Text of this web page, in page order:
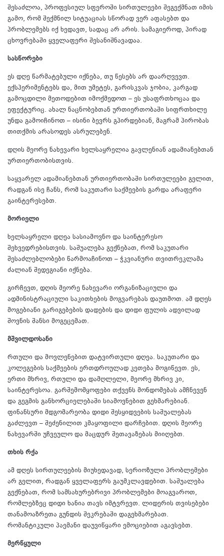
შესაძლოა, პროფესიულ სფეროში სირთულეები შეგექმნათ იმის
გამო, რომ შექმნილ სიტუაციას სწორად ვერ აფასებთ და
პრობლემებს იქ ხედავთ, სადაც არ არის. სამაგიეროდ, პირად
ცხოვრებაში ყველაფერი შესანიშნავადაა.
სასწორები
ეს დღე წარმატებული იქნება, თუ წესებს არ დაარღვევთ.
ექსპერიმენტებს და, მით უმეტეს, გარისკვას ჯობია, კარგად
გამოცდილი მეთოდებით იმოქმედოთ – ეს უსაფრთხოცაა და
ეფექტურიც. ახალ ნაცნობებთან ურთიერთობაში სიფრთხილე
უნდა გამოიჩინოთ – ისინი ბევრს გპირდებიან, მაგრამ პირობას
თითქმის არასოდეს ასრულებენ.
დღის მეორე ნახევარი ხელსაყრელია გავლენიან ადამიანებთან
ურთიერთობისთვის.
საყვარელ ადამიანებთან ურთიერთობაში სირთულეები გელით,
რადგან ისე ჩანს, რომ საკუთარი საქმეების გარდა არაფერი
გაინტერესებთ.
მორიელი
ხელსაყრელი დღეა სასიამოვნო და საინტერესო
შეხვედრებისთვის. საშუალება გექნებათ, რომ საკუთარი
შესაძლებლობები წარმოაჩინოთ – ჭკვიანური თვითრეკლამა
ძალიან შედეგიანი იქნება.
გირჩევთ, დღის მეორე ნახევარი ორგანიზაციული და
ადმინისტრაციული საკითხების მოგვარებას დაუთმოთ. ამ დღეს
მოგებიანი გარიგებების დადების და დიდი ფულის ადვილად
შოვნის შანსი მოგეცემათ.
მშვილდოსანი
რთული და მოვლენებით დატვირთული დღეა. საკუთარი და
კოლეგების საქმეების ერთდროულად კეთება მოგიწევთ. ეს,
ერთი მხრივ, რთული და დამღლელი, მეორე მხრივ კი,
საინტერესოა. გარშემომყოფები თქვენს მონდომებას ამჩნევენ
და გეგმის განხორციელებაში სიამოვნებით გეხმარებიან.
ფინანსური მდგომარეობა დიდი შესყიდვების საშუალებას
გაძლევთ – შეძენილით კმაყოფილი დარჩებით. დღის მეორე
ნახევარში უჩვეულო და მაცდურ შეთავაზებას მიიღებთ.
თხის რქა
ამ დღეს სირთულეების მიუხედავად, სერიოზული პრობლემები
არ გელით, რადგან ყველაფერს გაუმკლავდებით. საშუალება
გექნებათ, რომ სამსახურებრივი პრობლემები მოაგვაროთ,
რომლებზეც დიდი ხანია თავს იმტვრევთ. ლიდერის თვისებები
თანამოაზრეთა გუნდის შეკრებაში დაგეხმარებათ.
რომანტიკული პაემანი დაუვიწყარი ემოციებით აგავსებთ.
მერწყული